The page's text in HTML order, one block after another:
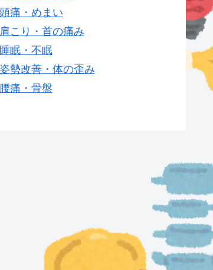
頭痛・めまい
肩こり・首の痛み
睡眠・不眠
姿勢改善・体の歪み
腰痛・骨盤